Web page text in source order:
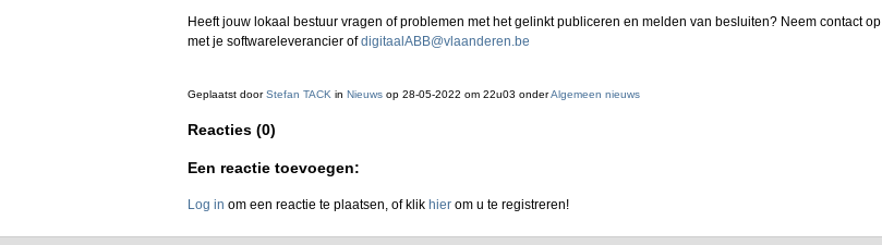
Heeft jouw lokaal bestuur vragen of problemen met het gelinkt publiceren en melden van besluiten? Neem contact op
met je softwareleverancier ofdigitaalABB@vlaanderen.be
Geplaatst doorStefan TACK in Nieuws op 28-05-2022 om 22u03 onderAlgemeen nieuws
Reacties (0)
Een reactie toevoegen:
Log in om een reactie te plaatsen, of klik hier om u te registreren!